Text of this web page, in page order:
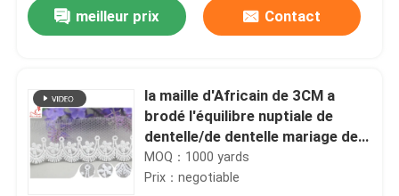
Maison
Produits
meilleur prix Contact
la maille d'Africain de 3CM a
brodé l'équilibre nuptiale de
dentelle/de dentelle mariage de
nylon ou de polyester
MOQ：1000 yards
Prix：negotiable